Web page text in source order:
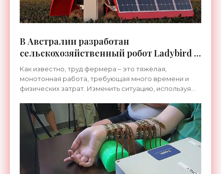
В Австралии разработан
сельскохозяйственный робот Ladybird -
«Роботы»
Как известно, труд фермера – это тяжёлая,
монотонная работа, требующая много времени и
физических затрат. Изменить ситуацию, используя
австралийские